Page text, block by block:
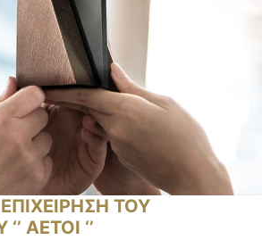
ΤΟΥ
ΑΕΤΟΙ ‘’